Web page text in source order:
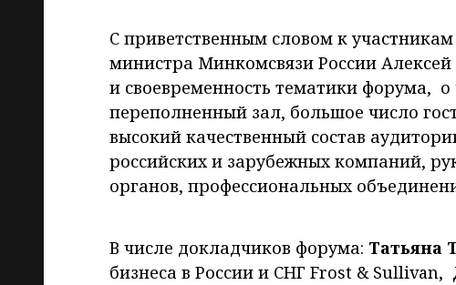
С приветственным словом к
министра Минкомсвязи России
и своевременность тематики форума, о
переполненный зал, большое число
высокий качественный состав
российских и зарубежных компаний,
органов, профессиональных
В числе докладчиков форума: Татьяна
бизнеса в России и СНГ Frost & Sullivan,